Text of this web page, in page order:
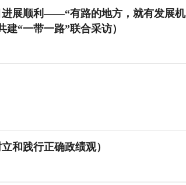
展顺利——“有路的地方，就有发展机
“一带一路”联合采访）
和践行正确政绩观）